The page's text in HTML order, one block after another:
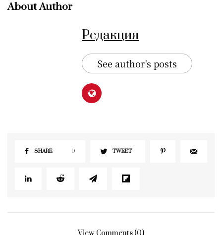
About Author
Редакция
See author's posts
SHARE 0 TWEET